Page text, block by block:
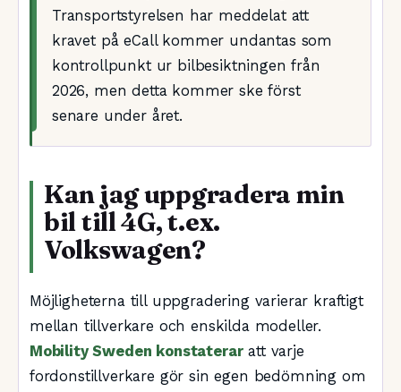
Transportstyrelsen har meddelat att
kravet på eCall kommer undantas som
kontrollpunkt ur bilbesiktningen från
2026, men detta kommer ske först
senare under året.
Kan jag uppgradera min
bil till 4G, t.ex.
Volkswagen?
Möjligheterna till uppgradering varierar kraftigt
mellan tillverkare och enskilda modeller.
Mobility Sweden konstateraratt varje
fordonstillverkare gör sin egen bedömning om